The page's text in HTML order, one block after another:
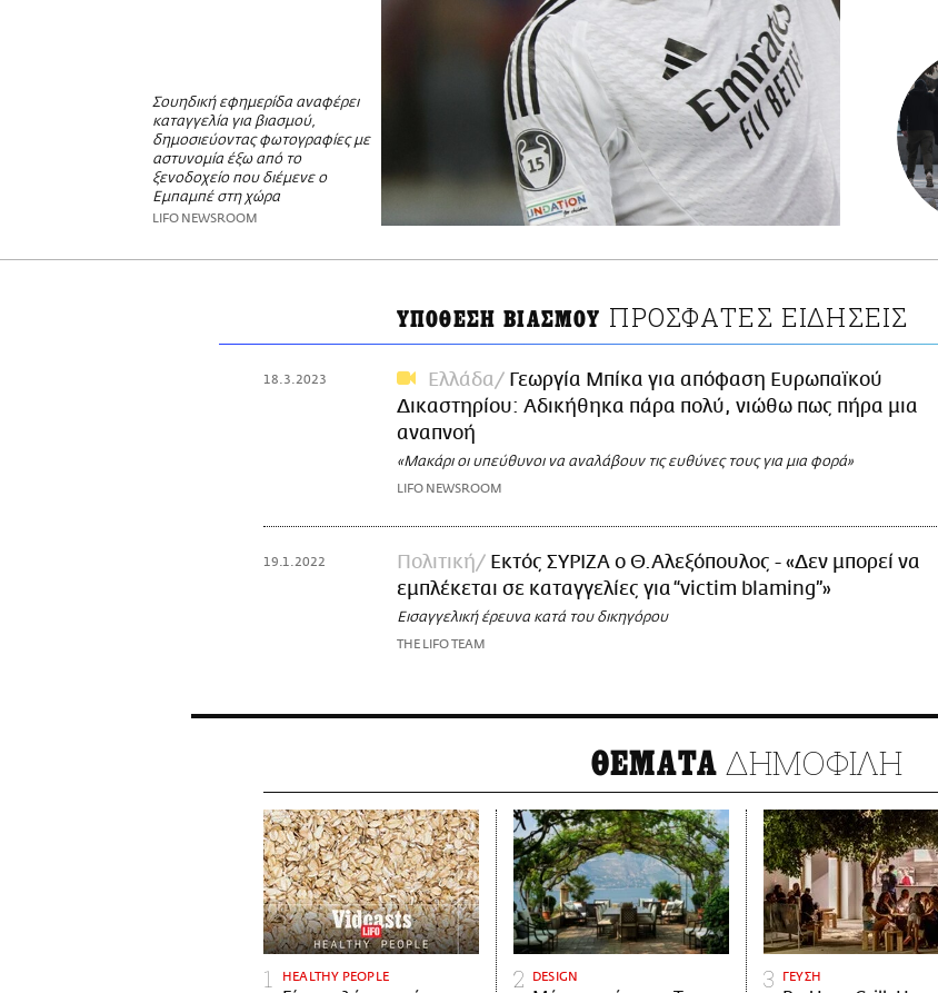
Σουηδική εφημερίδα αναφέρει
καταγγελία για βιασμού,
δημοσιεύοντας φωτογραφίες με
αστυνομία έξω από το
ξενοδοχείο που διέμενε ο
Εμπαμπέ στη χώρα
LIFO NEWSROOM
ΥΠΟΘΕΣΗ ΒΙΑΣΜΟΥ ΠΡΟΣΦΑΤΕΣ ΕΙΔΗΣΕΙΣ
18.3.2023 Ελλάδα
Γεωργία Μπίκα για απόφαση Ευρωπαϊκού
Δικαστηρίου: Αδικήθηκα πάρα πολύ, νιώθω πως πήρα μια
αναπνοή
«Μακάρι οι υπεύθυνοι να αναλάβουν τις ευθύνες τους για μια φορά»
LIFO NEWSROOM
19.1.2022 Πολιτική
Εκτός ΣΥΡΙΖΑ ο Θ.Αλεξόπουλος - «Δεν μπορεί να
εμπλέκεται σε καταγγελίες για “victim blaming”»
Εισαγγελική έρευνα κατά του δικηγόρου
THE LIFO TEAM
ΘΕΜΑΤΑ ΔΗΜΟΦΙΛΗ
HEALTHY PEOPLE DESIGN ΓΕΥΣΗ